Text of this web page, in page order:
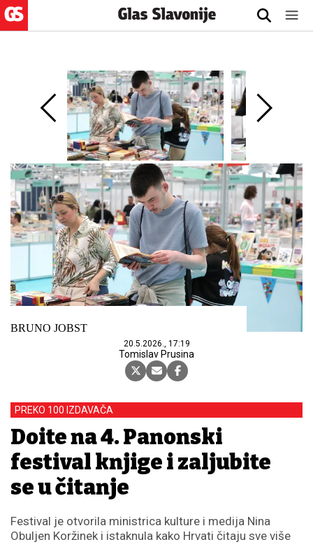
BRUNO JOBST
20.5.2026., 17:19
Tomislav Prusina
PREKO 100 IZDAVAČA
Dođite na 4. Panonski
festival knjige i zaljubite
se u čitanje
Festival je otvorila ministrica kulture i medija Nina
Obuljen Koržinek i istaknula kako Hrvati čitaju sve više